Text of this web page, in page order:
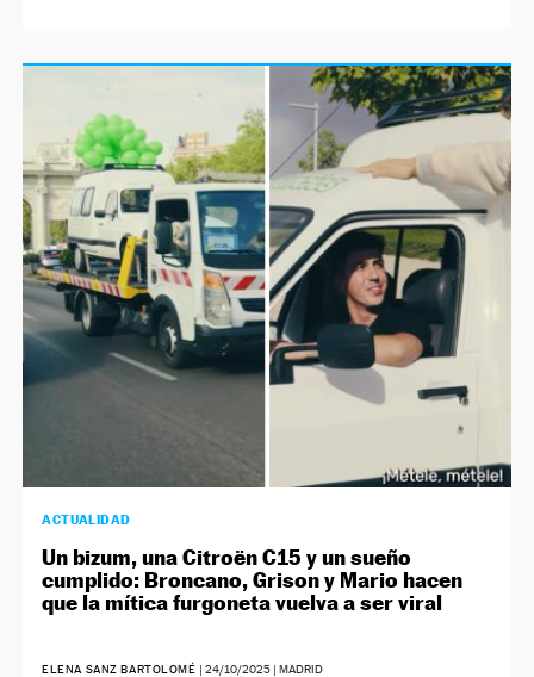
ACTUALIDAD
Un bizum, una Citroën C15 y un sueño
cumplido: Broncano, Grison y Mario hacen
que la mítica furgoneta vuelva a ser viral
ELENA SANZ BARTOLOMÉ | 24/10/2025| MADRID